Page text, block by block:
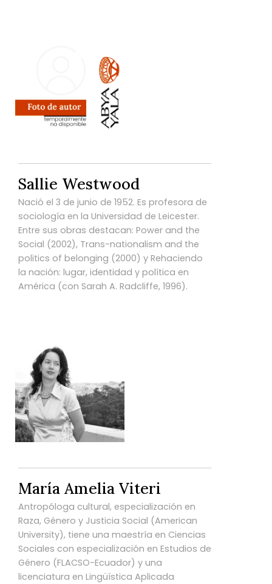
Sallie Westwood
Nació el 3 de junio de 1952. Es profesora de
sociología en la Universidad de Leicester.
Entre sus obras destacan: Power and the
Social (2002), Trans-nationalism and the
politics of belonging (2000) y Rehaciendo
la nación: lugar, identidad y política en
América (con Sarah A. Radcliffe, 1996).
María Amelia Viteri
Antropóloga cultural, especialización en
Raza, Género y Justicia Social (American
University), tiene una maestría en Ciencias
Sociales con especialización en Estudios de
Género (FLACSO-Ecuador) y una
licenciatura en Lingüística Aplicada